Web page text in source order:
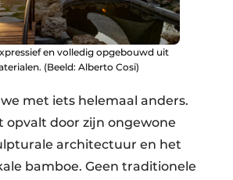
en volledig opgebouwd uit
(Beeld: Alberto Cosi)
met iets helemaal anders.
opvalt door zijn ongewone
architectuur en het
bamboe. Geen traditionele